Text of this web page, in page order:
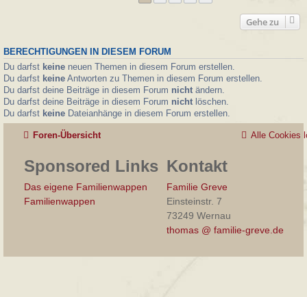
Gehe zu
BERECHTIGUNGEN IN DIESEM FORUM
Du darfst keine neuen Themen in diesem Forum erstellen.
Du darfst keine Antworten zu Themen in diesem Forum erstellen.
Du darfst deine Beiträge in diesem Forum nicht ändern.
Du darfst deine Beiträge in diesem Forum nicht löschen.
Du darfst keine Dateianhänge in diesem Forum erstellen.
Foren-Übersicht Alle Cookies
Sponsored Links
Das eigene Familienwappen
Familienwappen
Kontakt
Familie Greve
Einsteinstr. 7
73249 Wernau
thomas @ familie-greve.de